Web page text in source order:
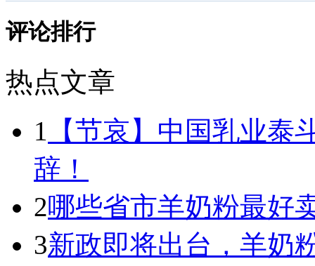
评论排行
热点文章
1 【节哀】中国乳业
辞！
2哪些省市羊奶粉最好
3新政即将出台，羊奶